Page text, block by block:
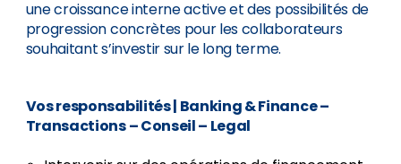
une croissance interne active et des possibilités de
progression concrètes pour les collaborateurs
souhaitant s’investir sur le long terme.
Vos responsabilités| Banking & Finance –
Transactions – Conseil – Legal